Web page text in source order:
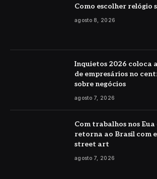
Como escolher relógio
agosto 8, 2026
Inquietos 2026 coloca
de empresários no
sobre negócios
agosto 7, 2026
Com trabalhos nos
retorna ao Brasil com
street art
agosto 7, 2026